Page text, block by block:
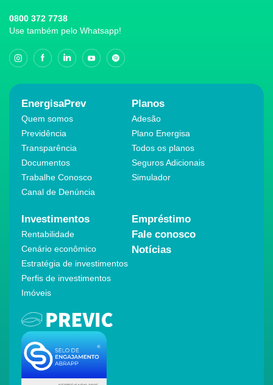
0800 372 7738
Use também pelo Whatsapp!
EnergisaPrev
Quem somos
Previdência
Transparência
Documentos
Trabalhe Conosco
Canal de Denúncia
Planos
Adesão
Plano Energisa
Todos os planos
Seguros Adicionais
Simulador
Investimentos
Rentabilidade
Cenário econômico
Estratégia de investimentos
Perfis de investimentos
Imóveis
Empréstimo
Fale conosco
Notícias